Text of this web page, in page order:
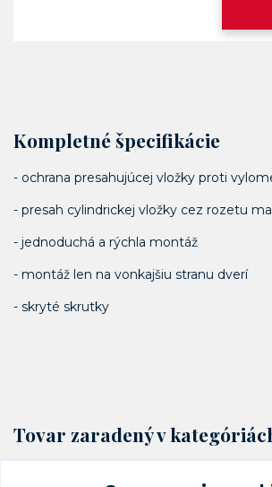
Kompletné špecifikácie
- ochrana presahujúcej vložky proti
- presah cylindrickej vložky cez rozetu
- jednoduchá a rýchla montáž
- montáž len na vonkajšiu stranu dverí
- skryté skrutky
Tovar zaradený v